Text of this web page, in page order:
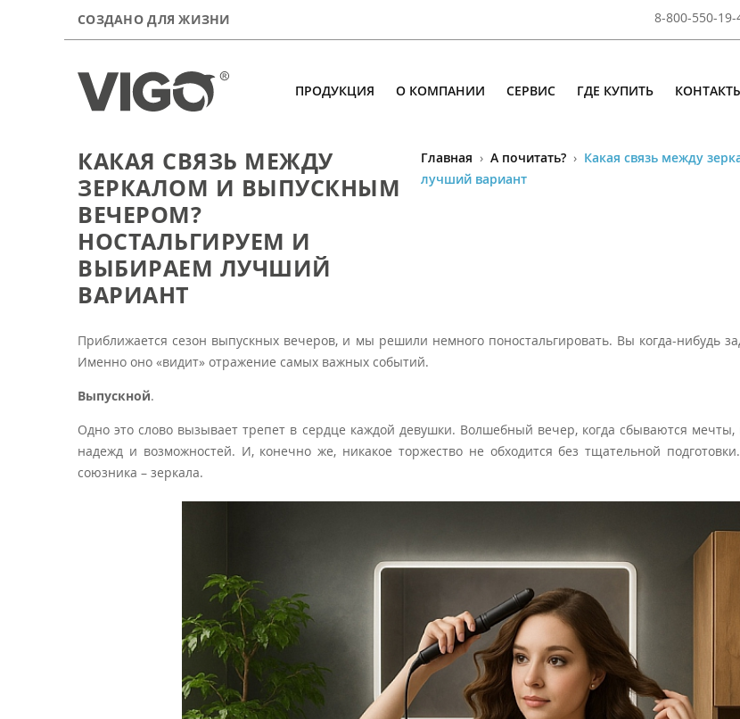
СОЗДАНО ДЛЯ ЖИЗНИ 8-800-550-
ПРОДУКЦИЯ О КОМПАНИИ СЕРВИС ГДЕ КУПИТЬ
Продукция
О компании
Где купить
А почитать?
КАКАЯ СВЯЗЬ МЕЖДУ
ЗЕРКАЛОМ И ВЫПУСКНЫМ
ВЕЧЕРОМ?
НОСТАЛЬГИРУЕМ И
ВЫБИРАЕМ ЛУЧШИЙ
ВАРИАНТ
Главная › А почитать? › Какая связь между
лучший вариант
Приближается сезон выпускных вечеров, и мы решили немного поностальгировать. Вы когда-нибудь
Именно оно «видит» отражение самых важных событий.
Выпускной.
Одно это слово вызывает трепет в сердце каждой девушки. Волшебный вечер, когда сбываются
надежд и возможностей. И, конечно же, никакое торжество не обходится без тщательной
союзника – зеркала.